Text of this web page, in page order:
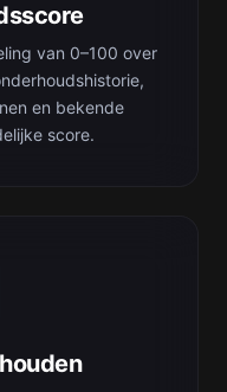
van 0–100 over
en bekende
score.